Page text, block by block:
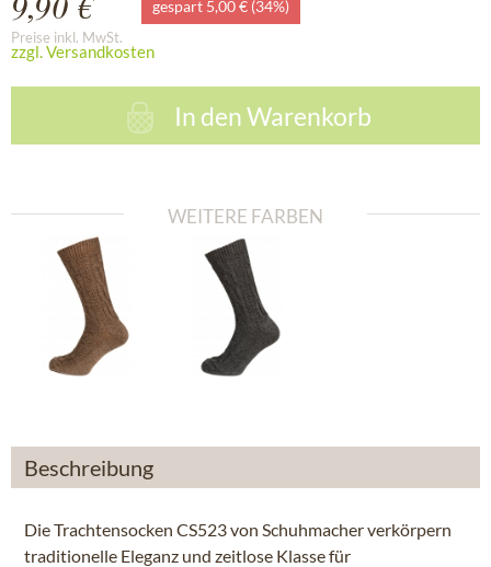
9,90 € gespart 5,00 € (34%)
Preise inkl. MwSt.
zzgl. Versandkosten
In denWarenkorb
WEITERE FARBEN
Beschreibung
Die Trachtensocken CS523 von Schuhmacher verkörpern
traditionelle Eleganz und zeitlose Klasse für